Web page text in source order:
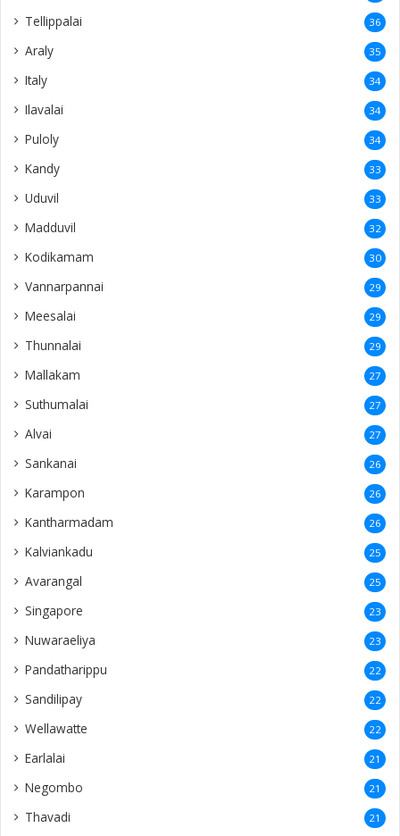
Tellippalai 36
Araly 35
Italy 34
Ilavalai 34
Puloly 34
Kandy 33
Uduvil 33
Madduvil 32
Kodikamam 30
Vannarpannai 29
Meesalai 29
Thunnalai 29
Mallakam 27
Suthumalai 27
Alvai 27
Sankanai 26
Karampon 26
Kantharmadam 26
Kalviankadu 25
Avarangal 25
Singapore 23
Nuwaraeliya 23
Pandatharippu 22
Sandilipay 22
Wellawatte 22
Earlalai 21
Negombo 21
Thavadi 21